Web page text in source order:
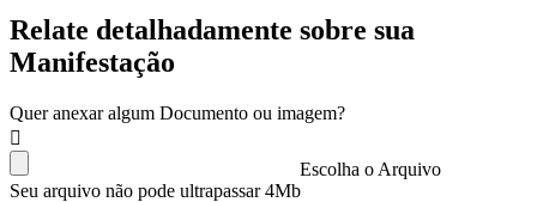
Relate detalhadamente sobre sua
Manifestação
Quer anexar algum Documento ou imagem?
Escolha o Arquivo
Seu arquivo não pode ultrapassar 4Mb